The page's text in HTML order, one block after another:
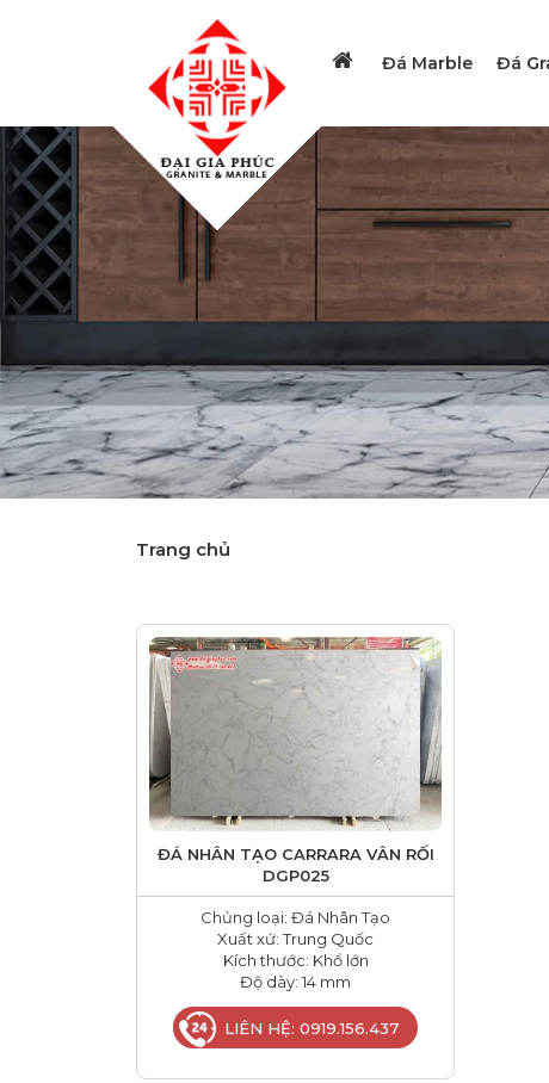
Đá Marble Đá
Trang chủ
ĐÁ NHÂN TẠO CARRARA VÂN RỐI
DGP025
Chủng loại: Đá Nhân Tạo
Xuất xứ: Trung Quốc
Kích thước: Khổ lớn
Độ dày: 14 mm
LIÊN HỆ: 0919.156.437